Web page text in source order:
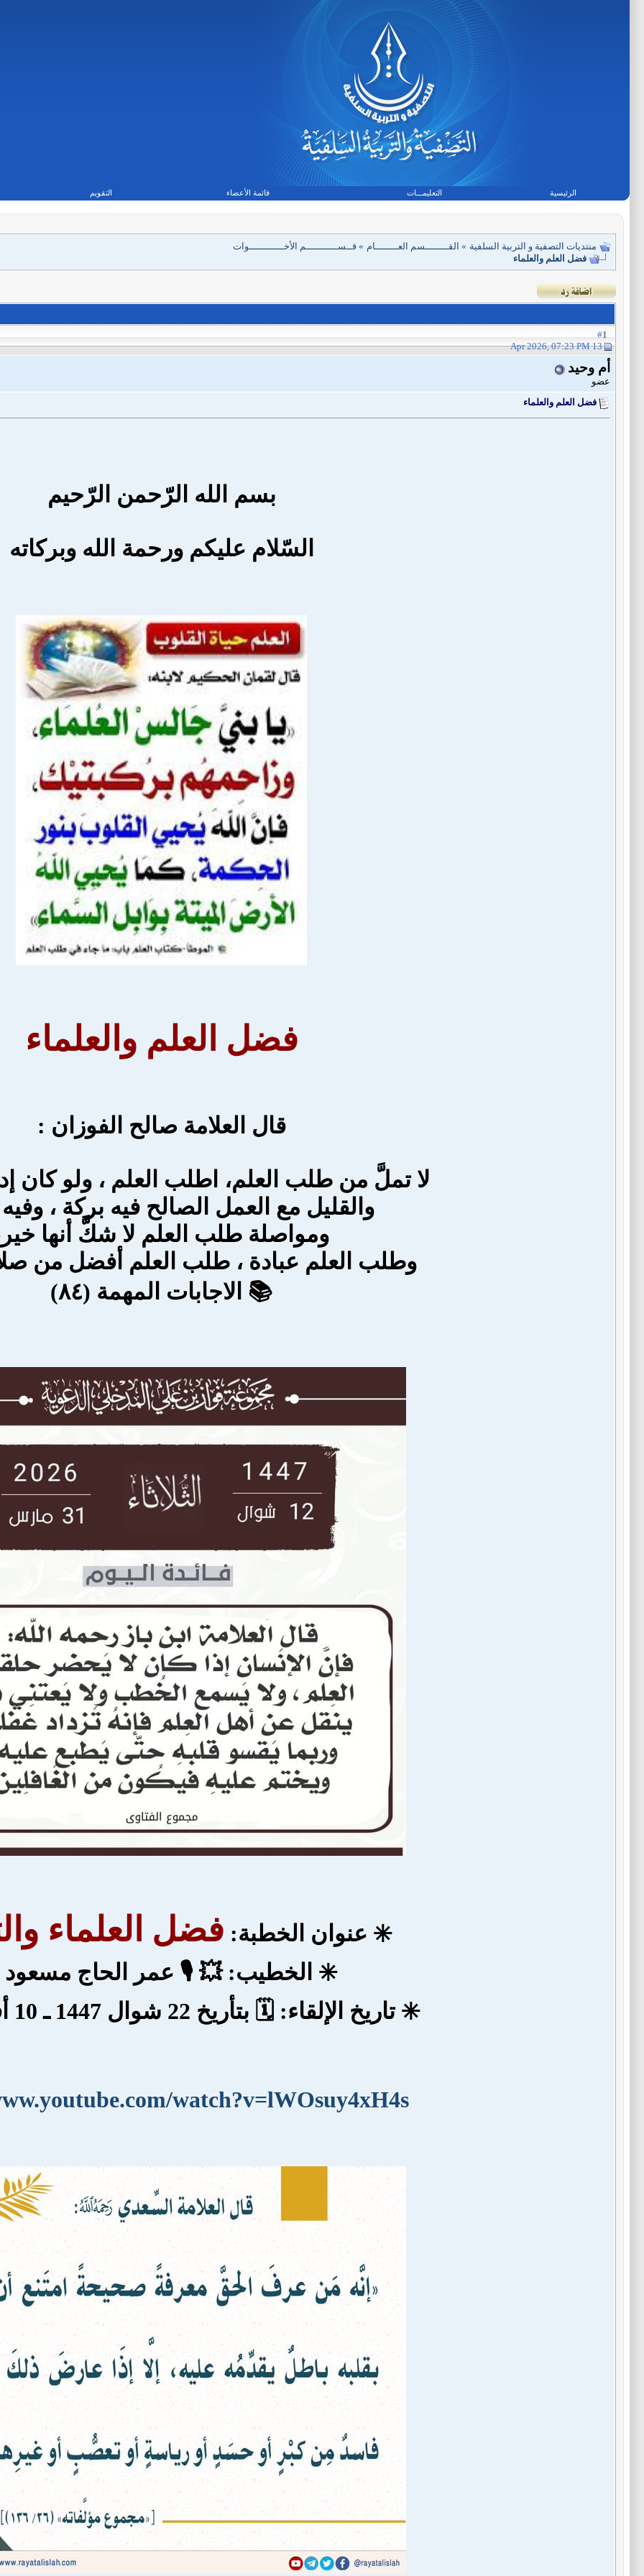
الرئيسية التعليمـــات قائمة الأعضاء التقويم
منتديات التصفية و التربية السلفية » القــــــــسم العــــــــام » قــســـــــــــم الأخــــــــــــوات
فضل العلم والعلماء
1
13 Apr 2026, 07:23 PM
أم وحيد
عضو
فضل العلم والعلماء
بسم الله الرّحمن الرّحيم
السّلام عليكم ورحمة الله وبركاته
فضل العلم والعلماء
قال العلامة صالح الفوزان :
لا تملَّ من طلب العلم، اطلب العلم ، ولو كان
والقليل مع العمل الصالح فيه بركة ،
ومواصلة طلب العلم لا شكَّ أنها
وطلب العلم عبادة ، طلب العلم أفضل من
📚 الاجابات المهمة (٨٤)
✳️ عنوان الخطبة: فضل العلماء
✳️ الخطيب: 💥 🎙 عمر الحاج
✳️ تاريخ الإلقاء: 🗓 بتأريخ 22 شوال 1447 ـ 10 أفريل 2026
watch?v=lWOsuy4xH4s